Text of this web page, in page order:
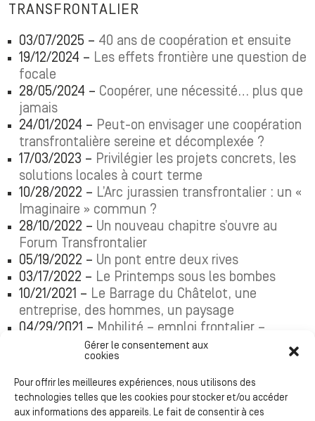
Gérer le consentement aux
cookies
Pour offrir les meilleures expériences, nous utilisons des
technologies telles que les cookies pour stocker et/ou accéder
aux informations des appareils. Le fait de consentir à ces
TRANSFRONTALIER
03/07/2025 – 40 ans de coopération et ensuite
19/12/2024 – Les effets frontière une question de
focale
28/05/2024 – Coopérer, une nécessité… plus que
jamais
24/01/2024 – Peut-on envisager une coopération
transfrontalière sereine et décomplexée ?
17/03/2023 – Privilégier les projets concrets, les
solutions locales à court terme
10/28/2022 – L’Arc jurassien transfrontalier : un «
Imaginaire » commun ?
28/10/2022 – Un nouveau chapitre s’ouvre au
Forum Transfrontalier
05/19/2022 – Un pont entre deux rives
03/17/2022 – Le Printemps sous les bombes
10/21/2021 – Le Barrage du Châtelot, une
entreprise, des hommes, un paysage
04/29/2021 – Mobilité – emploi frontalier –
formation – culture
02/18/2021 –Arpenter de nouveaux territoires
11/25/2020 –Une mosaïque transfrontalière (le
goût des autres)
09/24/2020 –ARCHIPEL (un imaginaire partagé)